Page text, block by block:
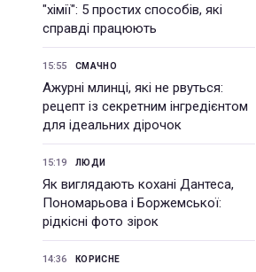
"хімії": 5 простих способів, які
справді працюють
15:55 СМАЧНО
Ажурні млинці, які не рвуться:
рецепт із секретним інгредієнтом
для ідеальних дірочок
15:19 ЛЮДИ
Як виглядають кохані Дантеса,
Пономарьова і Боржемської:
рідкісні фото зірок
14:36 КОРИСНЕ